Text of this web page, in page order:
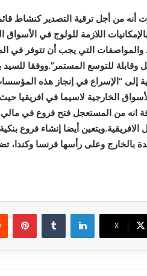
أنه من أجل ترقية التصدير كنشاط
اللازمة للولوج في
والمواصفات التي يجب أن تتوفر في
وقابلة للتوسع المستمر”.ووفقا
إلى “الإسراع في إنجاز هذه
الخارجية لاسيما في افريقيا
انه من المستعجل فتح فروع في مالي
الافريقية.ويتعين أيضا إنشاء فروع
بالخارج وعلى رأسها فرنسا وكندا،
X
لينكدإن